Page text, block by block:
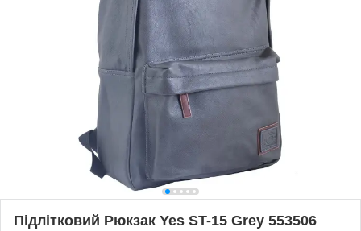
Підлітковий Рюкзак Yes ST-15 Grey 553506